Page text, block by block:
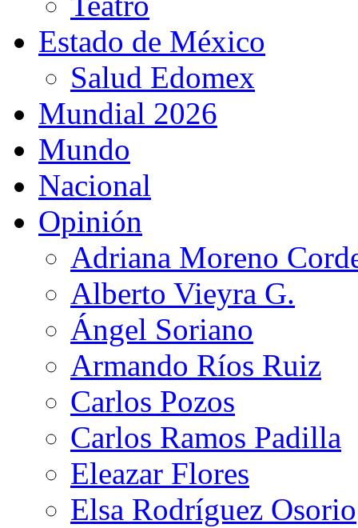
Estado de México
Salud Edomex
Mundial 2026
Mundo
Nacional
Opinión
Adriana Moreno
Alberto Vieyra G.
Ángel Soriano
Armando Ríos Ruiz
Carlos Pozos
Carlos Ramos Padilla
Eleazar Flores
Elsa Rodríguez Osorio